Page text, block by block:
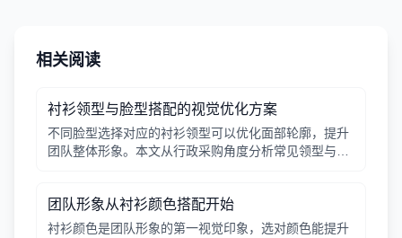
相关阅读
衬衫领型与脸型搭配的视觉优化方案
不同脸型选择对应的衬衫领型可以优化面部轮廓，提升
团队整体形象。本文从行政采购角度分析常见领型与脸
团队形象从衬衫颜色搭配开始
衬衫颜色是团队形象的第一视觉印象，选对颜色能提升